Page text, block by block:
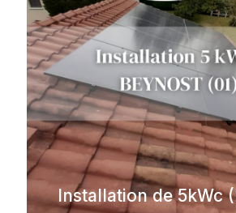
Installation de 5kWc